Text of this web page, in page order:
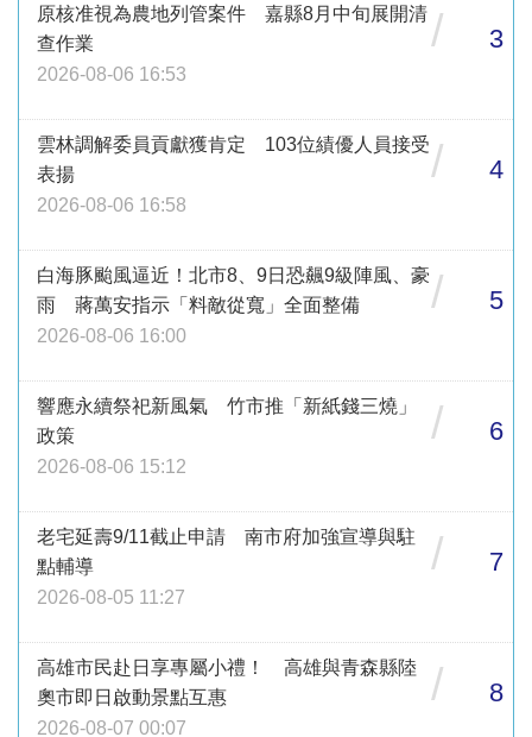
原核准視為農地列管案件 嘉縣8月中旬展開清
查作業
2026-08-06 16:53
/ 3
雲林調解委員貢獻獲肯定 103位績優人員接受
表揚
2026-08-06 16:58
/ 4
白海豚颱風逼近！北市8、9日恐飆9級陣風、豪
雨 蔣萬安指示「料敵從寬」全面整備
2026-08-06 16:00
/ 5
響應永續祭祀新風氣 竹市推「新紙錢三燒」
政策
2026-08-06 15:12
/ 6
老宅延壽9/11截止申請 南市府加強宣導與駐
點輔導
2026-08-05 11:27
/ 7
高雄市民赴日享專屬小禮！ 高雄與青森縣陸
奧市即日啟動景點互惠
2026-08-07 00:07
/ 8